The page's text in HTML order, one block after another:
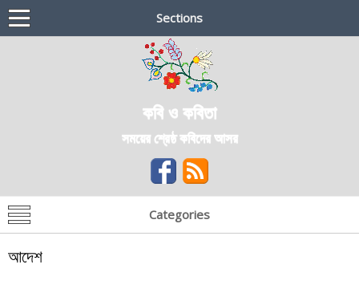
Sections
কবি ও কবিতা
সময়ের শ্রেষ্ঠ কবিদের আসর
Categories
আদেশ